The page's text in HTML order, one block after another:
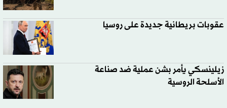
عقوبات بريطانية جديدة على روسيا
زيلينسكي يأمر بشن عملية ضد صناعة
الأسلحة الروسية